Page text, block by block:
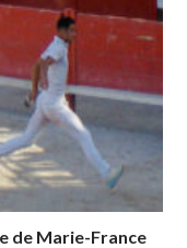
de Marie-France